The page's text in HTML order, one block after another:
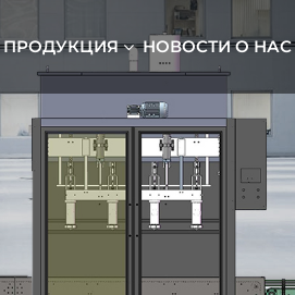
ПРОДУКЦИЯ НОВОСТИ О НАС